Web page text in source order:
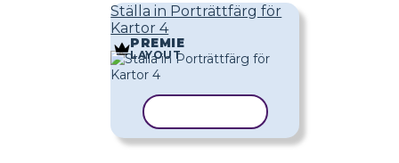
Ställa in Porträttfärg för
Kartor 4
PREMIE
LAYOUT